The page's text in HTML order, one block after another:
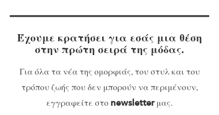
Έχουμε κρατήσει για εσάς μια θέση
στην πρώτη σειρά της μόδας.
Για όλα τα νέα της ομορφιάς, του στυλ και του
τρόπου ζωής που δεν μπορούν να περιμένουν,
εγγραφείτε στο newsletterμας.